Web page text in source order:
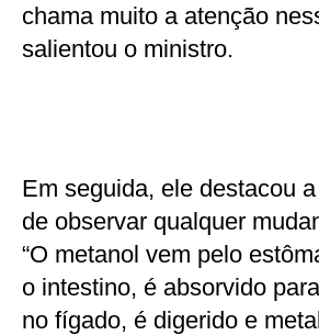
chama muito a atenção
salientou o ministro.
Em seguida, ele destacou
de observar qualquer
“O metanol vem pelo
o intestino, é absorvido
no fígado, é digerido e